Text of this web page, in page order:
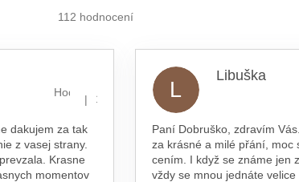
112 hodnocení
Hodnocení obchodu je 5 z 5 hvězdiček.
| 16.7.2026
dakujem za tak
z vasej strany.
Krasne
momentov
L
Libuška
Paní Dobruško, zdravím
za krásné a milé přání, moc
cením. I když se známe jen
vždy se mnou jednáte velice